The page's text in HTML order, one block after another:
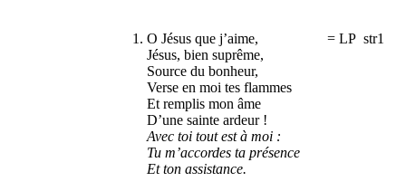
1. O Jésus que j’aime, = LP str1
Jésus, bien suprême,
Source du bonheur,
Verse en moi tes flammes
Et remplis mon âme
D’une sainte ardeur !
Avec toi tout est à moi :
Tu m’accordes ta présence
Et ton assistance.